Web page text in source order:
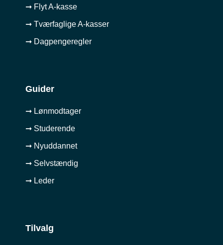
➞ Flyt A-kasse
➞ Tværfaglige A-kasser
➞ Dagpengeregler
Guider
➞ Lønmodtager
➞ Studerende
➞ Nyuddannet
➞ Selvstændig
➞ Leder
Tilvalg